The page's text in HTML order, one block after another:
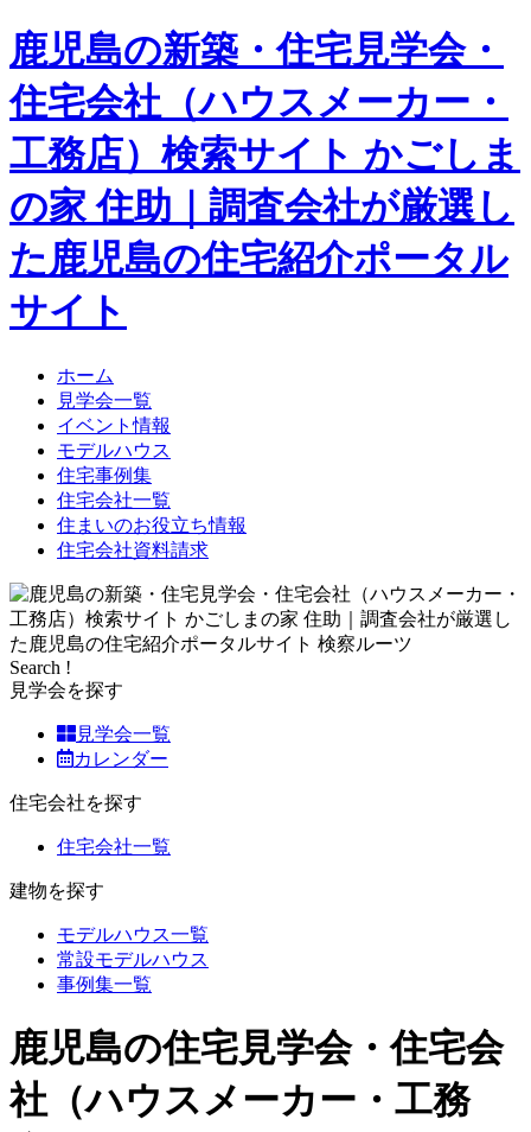
鹿児島の新築・住宅見学会・
住宅会社（ハウスメーカー・
工務店）検索サイト かごしま
の家 住助｜調査会社が厳選し
た鹿児島の住宅紹介ポータル
サイト
ホーム
見学会一覧
イベント情報
モデルハウス
住宅事例集
住宅会社一覧
住まいのお役立ち情報
住宅会社資料請求
Search !
見学会を探す
見学会一覧
カレンダー
住宅会社を探す
住宅会社一覧
建物を探す
モデルハウス一覧
常設モデルハウス
事例集一覧
鹿児島の住宅見学会・住宅会
社（ハウスメーカー・工務